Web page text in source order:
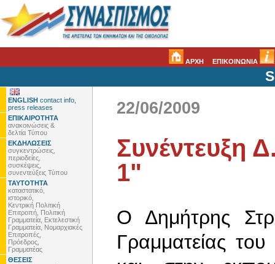
ΑΡΧΗ ΕΠΙΚΟΙΝΩΝΙΑ
ENGLISH contact info,
press releases
ΕΠΙΚΑΙΡΟΤΗΤΑ
ανακοινώσεις &
δελτία Τύπου
ΕΚΔΗΛΩΣΕΙΣ
συγκεντρώσεις,
περιοδείες,
συσκέψεις,
συνεντεύξεις Τύπου
ΤΑΥΤΟΤΗΤΑ
καταστατικό,
ιστορικό,
Κεντρική Πολιτική
Επιτροπή, Πολιτική
Γραμματεία, Εκτελεστική
Γραμματεία, Νομαρχιακές
Επιτροπές,
Πρόεδρος,
Γραμματέας
ΘΕΣΕΙΣ
22/06/2009
Συνέντευξη
1"
Ο Δημήτρης
Γραμματείας